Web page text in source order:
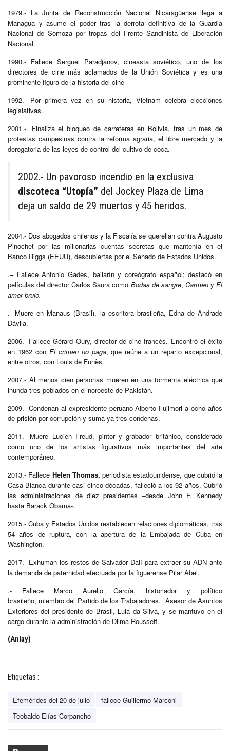
1979.- La Junta de Reconstrucción Nacional Nicaragüense llega a
Managua y asume el poder tras la derrota definitiva de la Guardia
Nacional de Somoza por tropas del Frente Sandinista de Liberación
Nacional.
1990.- Fallece Serguei Paradjanov, cineasta soviético, uno de los
directores de cine más aclamados de la Unión Soviética y es una
prominente figura de la historia del cine
1992.- Por primera vez en su historia, Vietnam celebra elecciones
legislativas.
2001.-. Finaliza el bloqueo de carreteras en Bolivia, tras un mes de
protestas campesinas contra la reforma agraria, el libre mercado y la
derogatoria de las leyes de control del cultivo de coca.
2002.- Un pavoroso incendio en la exclusiva
discoteca “Utopía” del Jockey Plaza de Lima
deja un saldo de 29 muertos y 45 heridos.
2004.- Dos abogados chilenos y la Fiscalía se querellan contra Augusto
Pinochet por las millonarias cuentas secretas que mantenía en el
Banco Riggs (EEUU), descubiertas por el Senado de Estados Unidos.
.– Fallece Antonio Gades, bailarín y coreógrafo español; destacó en
películas del director Carlos Saura como Bodas de sangre, CarmenyEl
amor brujo.
.- Muere en Manaus (Brasil), la escritora brasileña, Edna de Andrade
Dávila.
2006.- Fallece Gérard Oury, director de cine francés. Encontró el éxito
en 1962 con El crimen no paga, que reúne a un reparto excepcional,
entre otros, con Louis de Funès.
2007.- Al menos cien personas mueren en una tormenta eléctrica que
inunda tres poblados en el noroeste de Pakistán.
2009.- Condenan al expresidente peruano Alberto Fujimori a ocho años
de prisión por corrupción y suma ya tres condenas.
2011.- Muere Lucien Freud, pintor y grabador británico, considerado
como uno de los artistas figurativos más importantes del arte
contemporáneo.
2013.- Fallece Helen Thomas, periodista estadounidense, que cubrió la
Casa Blanca durante casi cinco décadas, falleció a los 92 años. Cubrió
las administraciones de diez presidentes –desde John F. Kennedy
hasta Barack Obama-.
2015.- Cuba y Estados Unidos restablecen relaciones diplomáticas, tras
54 años de ruptura, con la apertura de la Embajada de Cuba en
Washington.
2017.- Exhuman los restos de Salvador Dalí para extraer su ADN ante
la demanda de paternidad efectuada por la figuerense Pilar Abel.
.- Fallece Marco Aurelio García, historiador y político
brasileño, miembro del Partido de los Trabajadores. Asesor de Asuntos
Exteriores del presidente de Brasil, Lula da Silva, y se mantuvo en el
cargo durante la administración de Dilma Rousseff.
(Anlay)
Etiquetas :
Efemérides del 20 de julio
fallece Guillermo Marconi
Teobaldo Elías Corpancho